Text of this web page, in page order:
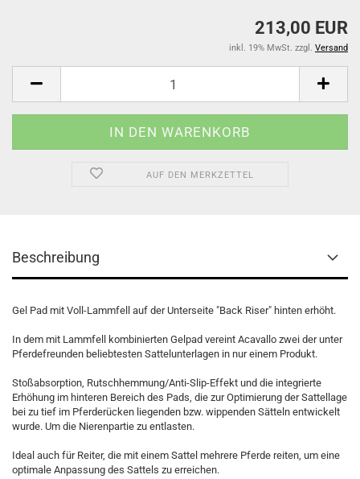
213,00 EUR
inkl. 19% MwSt. zzgl. Versand
AUF DEN MERKZETTEL
Beschreibung
Gel Pad mit Voll-Lammfell auf der Unterseite "Back Riser" hinten erhöht.
In dem mit Lammfell kombinierten Gelpad vereint Acavallo zwei der unter
Pferdefreunden beliebtesten Sattelunterlagen in nur einem Produkt.
Stoßabsorption, Rutschhemmung/Anti-Slip-Effekt und die integrierte
Erhöhung im hinteren Bereich des Pads, die zur Optimierung der Sattellage
bei zu tief im Pferderücken liegenden bzw. wippenden Sätteln entwickelt
wurde. Um die Nierenpartie zu entlasten.
Ideal auch für Reiter, die mit einem Sattel mehrere Pferde reiten, um eine
optimale Anpassung des Sattels zu erreichen.